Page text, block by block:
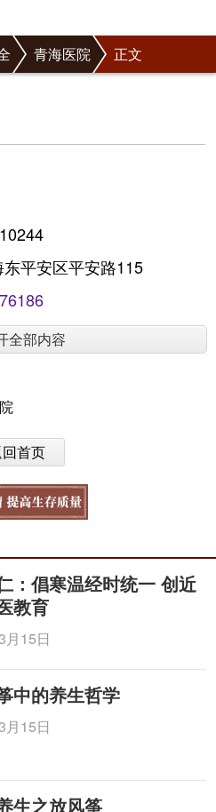
青海医院 正文
平安区平安路115
全部内容
首页
：倡寒温经时统一 创近
教育
月15日
中的养生哲学
月15日
生之放风筝